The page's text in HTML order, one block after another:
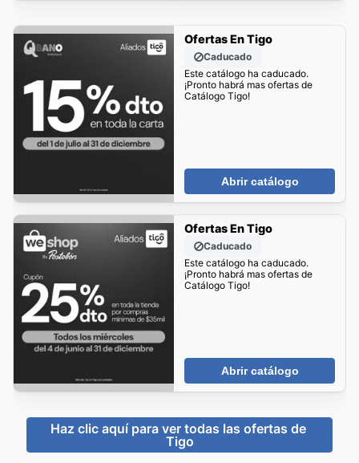
Ofertas En Tigo
Caducado
Este catálogo ha caducado.
¡Pronto habrá mas ofertas de
Catálogo Tigo!
Abrir catálogo
Ofertas En Tigo
Caducado
Este catálogo ha caducado.
¡Pronto habrá mas ofertas de
Catálogo Tigo!
Abrir catálogo
Haz clic aquí para ver todas las ofertas de
Tigo